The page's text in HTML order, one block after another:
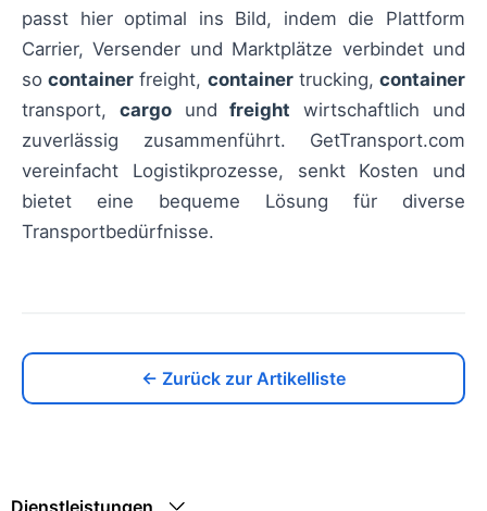
passt hier optimal ins Bild, indem die Plattform
Carrier, Versender und Marktplätze verbindet und
socontainer freight, containertrucking,container
transport, cargoundfreight wirtschaftlich und
zuverlässig zusammenführt. GetTransport.com
vereinfacht Logistikprozesse, senkt Kosten und
bietet eine bequeme Lösung für diverse
Transportbedürfnisse.
← Zurück zur Artikelliste
Dienstleistungen